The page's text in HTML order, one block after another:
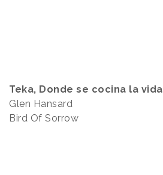
Teka, Donde se cocina la vida
Glen Hansard
Bird Of Sorrow